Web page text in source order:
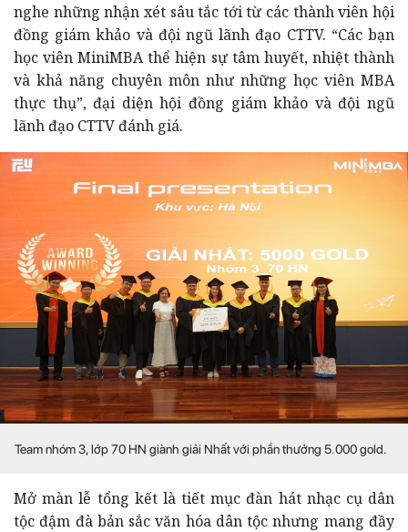
nghe những nhận xét sâu tắc tới từ các thành viên hội
đồng giám khảo và đội ngũ lãnh đạo CTTV. “Các bạn
học viên MiniMBA thể hiện sự tâm huyết, nhiệt thành
và khả năng chuyên môn như những học viên MBA
thực thụ”, đại diện hội đồng giám khảo và đội ngũ
lãnh đạo CTTV đánh giá.
Team nhóm 3, lớp 70 HN giành giải Nhất với phần thưởng 5.000 gold.
Mở màn lễ tổng kết là tiết mục đàn hát nhạc cụ dân
tộc đậm đà bản sắc văn hóa dân tộc nhưng mang đầy